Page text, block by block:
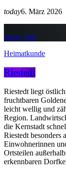
today6. März 2026
insert_link
Heimatkunde
Riestedt
Riestedt liegt
fruchtbaren
leicht wellig und
Region.
die Kernstadt
Riestedt besonders
Einwohnerinnen
Ortsteilen
erkennbaren